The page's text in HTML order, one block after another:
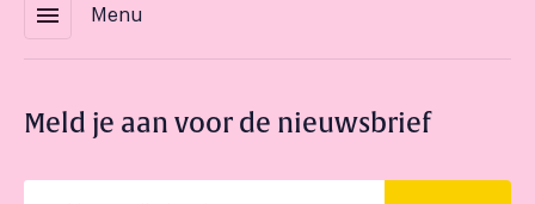
menu Menu
Meld je aan voor de nieuwsbrief